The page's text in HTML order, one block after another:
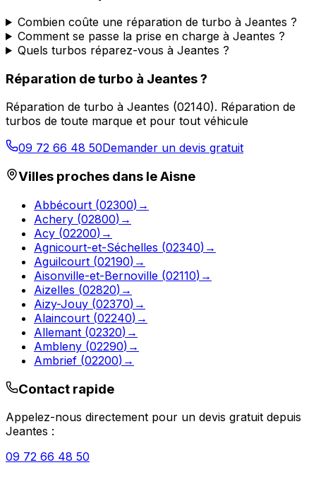
Combien coûte une réparation de turbo à Jeantes ?
Comment se passe la prise en charge à Jeantes ?
Quels turbos réparez-vous à Jeantes ?
Réparation de turbo à Jeantes?
Réparation de turbo à Jeantes (02140). Réparation de
turbos de toute marque et pour tout véhicule
09 72 66 48 50Demander un devis gratuit
Villes proches dans leAisne
Abbécourt (02300) →
Achery (02800) →
Acy (02200) →
Agnicourt-et-Séchelles (02340) →
Aguilcourt (02190) →
Aisonville-et-Bernoville (02110) →
Aizelles (02820) →
Aizy-Jouy (02370) →
Alaincourt (02240) →
Allemant (02320) →
Ambleny (02290) →
Ambrief (02200) →
Contact rapide
Appelez-nous directement pour un devis gratuit depuis
Jeantes :
09 72 66 48 50